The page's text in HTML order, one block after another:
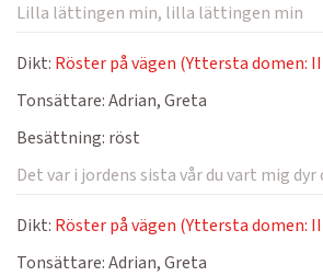
Lilla lättingen min, lilla lättingen min
Dikt: Röster på vägen (Yttersta domen:
Tonsättare:Adrian, Greta
Besättning: röst
Det var i jordens sista vår du vart mig dyr
Dikt: Röster på vägen (Yttersta domen:
Tonsättare:Adrian, Greta